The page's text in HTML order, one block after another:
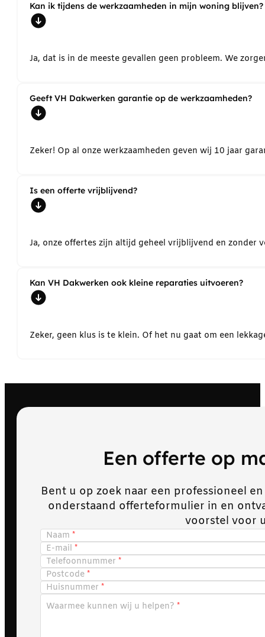
Kan ik tijdens de werkzaamheden in mijn woning blijven?
Ja, dat is in de meeste gevallen geen probleem. We
Geeft VH Dakwerken garantie op de werkzaamheden?
Zeker! Op al onze werkzaamheden geven wij 10 jaar
Is een offerte vrijblijvend?
Ja, onze offertes zijn altijd geheel vrijblijvend en
Kan VH Dakwerken ook kleine reparaties uitvoeren?
Zeker, geen klus is te klein. Of het nu gaat om een
Een offerte op
Bent u op zoek naar een professioneel
onderstaand offerteformulier in en
voorstel voor
Naam
E-mail
Telefoonnummer
Postcode
Huisnummer
Waarmee kunnen wij u helpen?